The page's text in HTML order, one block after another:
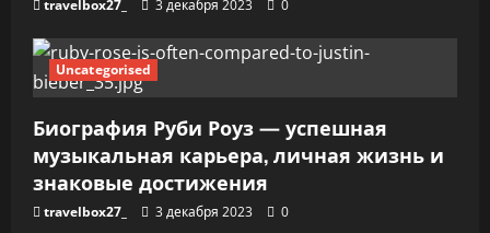
travelbox27_ 3 декабря 2023 0
Uncategorised
Биография Руби Роуз — успешная
музыкальная карьера, личная жизнь и
знаковые достижения
travelbox27_ 3 декабря 2023 0